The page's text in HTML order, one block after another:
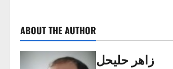
ABOUT THE AUTHOR
زاهر حليحل